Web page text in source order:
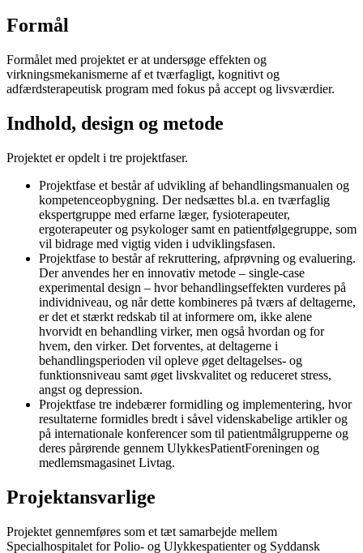
Formål
Formålet med projektet er at undersøge effekten og
virkningsmekanismerne af et tværfagligt, kognitivt og
adfærdsterapeutisk program med fokus på accept og livsværdier.
Indhold, design og metode
Projektet er opdelt i tre projektfaser.
Projektfase et består af udvikling af behandlingsmanualen og
kompetenceopbygning. Der nedsættes bl.a. en tværfaglig
ekspertgruppe med erfarne læger, fysioterapeuter,
ergoterapeuter og psykologer samt en patientfølgegruppe, som
vil bidrage med vigtig viden i udviklingsfasen.
Projektfase to består af rekruttering, afprøvning og evaluering.
Der anvendes her en innovativ metode – single-case
experimental design – hvor behandlingseffekten vurderes på
individniveau, og når dette kombineres på tværs af deltagerne,
er det et stærkt redskab til at informere om, ikke alene
hvorvidt en behandling virker, men også hvordan og for
hvem, den virker. Det forventes, at deltagerne i
behandlingsperioden vil opleve øget deltagelses- og
funktionsniveau samt øget livskvalitet og reduceret stress,
angst og depression.
Projektfase tre indebærer formidling og implementering, hvor
resultaterne formidles bredt i såvel videnskabelige artikler og
på internationale konferencer som til patientmålgrupperne og
deres pårørende gennem UlykkesPatientForeningen og
medlemsmagasinet Livtag.
Projektansvarlige
Projektet gennemføres som et tæt samarbejde mellem
Specialhospitalet for Polio- og Ulykkespatienter og Syddansk